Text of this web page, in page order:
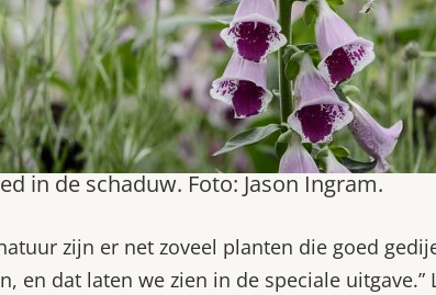
in de schaduw. Foto: Jason Ingram.
zijn er net zoveel planten die goed
en dat laten we zien in de speciale uitgave.”